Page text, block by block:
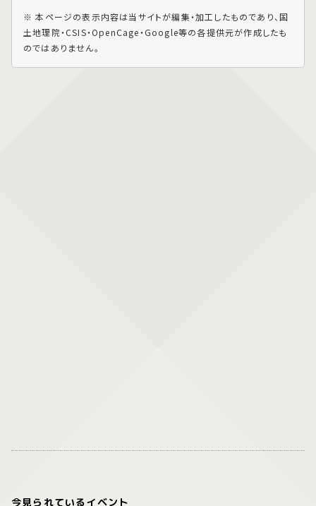
今見られているイベント
※ 本ページの表示内容は当サイトが編集・加工したものであり、国
土地理院・CSIS・OpenCage・Google等の各提供元が作成したも
のではありません。